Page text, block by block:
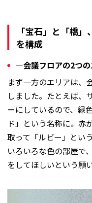
「宝石」と「橋
を構成
―会議フロアの2つの
まず一方のエリアは、
しました。たとえば、
ーにしているので、緑
ド」という名称に。赤
取って「ルビー」とい
いろいろな色の部屋で
をしてほしいという願